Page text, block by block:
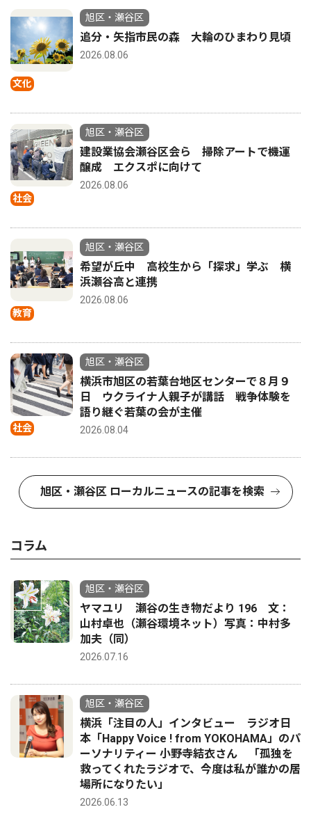
文化
旭区・瀬谷区
追分・矢指市民の森 大輪のひまわり見頃
2026.08.06
社会
旭区・瀬谷区
建設業協会瀬谷区会ら 掃除アートで機運
醸成 エクスポに向けて
2026.08.06
教育
旭区・瀬谷区
希望が丘中 高校生から「探求」学ぶ 横
浜瀬谷高と連携
2026.08.06
社会
旭区・瀬谷区
横浜市旭区の若葉台地区センターで８月９
日 ウクライナ人親子が講話 戦争体験を
語り継ぐ若葉の会が主催
2026.08.04
旭区・瀬谷区 ローカルニュースの記事を検索
コラム
旭区・瀬谷区
ヤマユリ 瀬谷の生き物だより 196 文：
山村卓也（瀬谷環境ネット）写真：中村多
加夫（同）
2026.07.16
旭区・瀬谷区
横浜「注目の人」インタビュー ラジオ日
本「Happy Voice ! from YOKOHAMA」のパ
ーソナリティー 小野寺結衣さん 「孤独を
救ってくれたラジオで、今度は私が誰かの居
場所になりたい」
2026.06.13